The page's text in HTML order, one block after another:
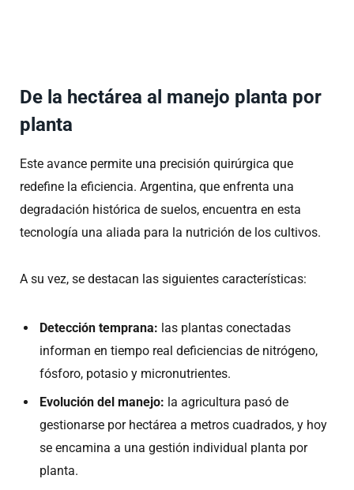
De la hectárea al manejo planta por
planta
Este avance permite una precisión quirúrgica que
redefine la eficiencia. Argentina, que enfrenta una
degradación histórica de suelos, encuentra en esta
tecnología una aliada para la nutrición de los cultivos.
A su vez, se destacan las siguientes características:
Detección temprana: las plantas conectadas
informan en tiempo real deficiencias de nitrógeno,
fósforo, potasio y micronutrientes.
Evolución del manejo: la agricultura pasó de
gestionarse por hectárea a metros cuadrados, y hoy
se encamina a una gestión individual planta por
planta.